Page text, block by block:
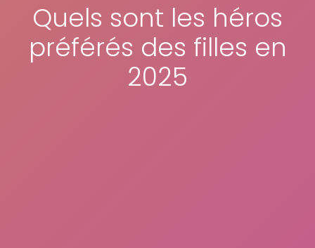
Quels sont les héros
préférés des filles en
2025